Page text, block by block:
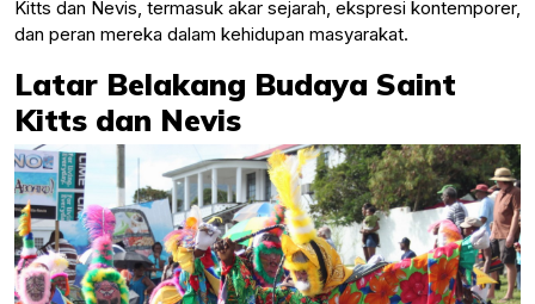
Kitts dan Nevis, termasuk akar sejarah, ekspresi kontemporer,
dan peran mereka dalam kehidupan masyarakat.
Latar Belakang Budaya Saint
Kitts dan Nevis